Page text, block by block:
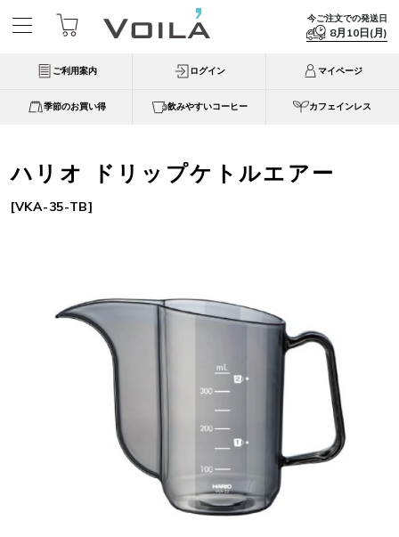
今ご注文での発送日
8月10日(月)
ご利用案内 ログイン マイページ
季節のお買い得 飲みやすいコーヒー カフェインレス
ハリオ ドリップケトルエアー
[VKA-35-TB]